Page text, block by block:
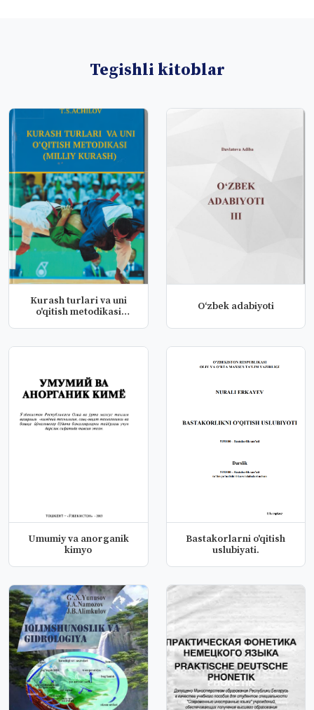
Tegishli kitoblar
Kurash turlari va uni
o'qitish metodikasi
O‘zbek adabiyoti
Umumiy va anorganik
kimyo
Bastakorlarni o'qitish
uslubiyati.